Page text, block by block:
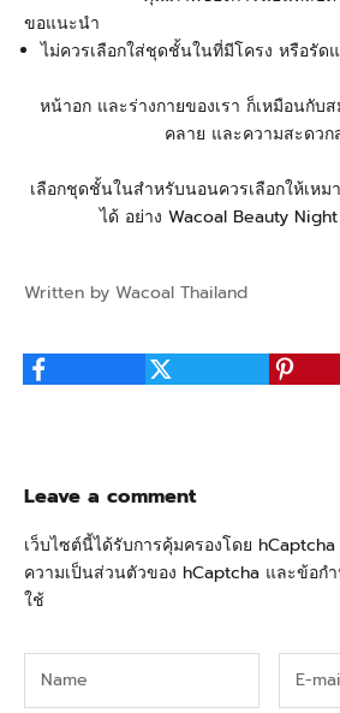
ขอแนะนำ
ไม่ควรเลือกใส่ชุดชั้นในที่มีโครง หรือรัด
หน้าอก และร่างกายของเรา ก็เหมือนกับ
คลาย และความสะดวก
เลือกชุดชั้นในสำหรับนอนควรเลือกให้เห
ได้ อย่าง Wacoal Beauty
Written by Wacoal Thailand
Leave a comment
เว็บไซต์นี้ได้รับการคุ้มครองโดย
ความเป็นส่วนตัวของ hCaptcha และข้อก
ใช้